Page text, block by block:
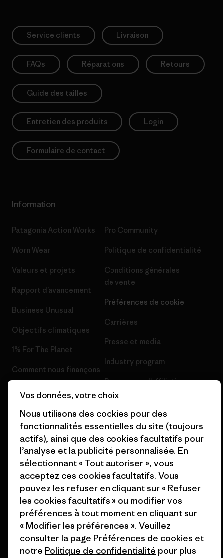
Service clients Livraison
FAQs Réparations Retours
Guide des tailles
Entretien des produits Login
Formulaire de contact
Information
Patagonia Action Works
Worn Wear
Valeurs et projets
Rapport d’avancement
Business Unusual
Objectifs climatiques
1% For The Planet
Comment nous finançons
Cartes cadeaux
Nos magasins
Pro Community
Politique de confidentialité
Conditions générales
de vente
Préférences de cookie
Carrières
Presse et media
Industry program
Programme d’affiliation
© 2026 Patagonia, Inc. All Rights Reserved.
français
Vos données, votre choix
Nous utilisons des cookies pour des
fonctionnalités essentielles du site (toujours
actifs), ainsi que des cookies facultatifs pour
l’analyse et la publicité personnalisée. En
sélectionnant « Tout autoriser », vous
acceptez ces cookies facultatifs. Vous
pouvez les refuser en cliquant sur « Refuser
les cookies facultatifs » ou modifier vos
préférences à tout moment en cliquant sur
« Modifier les préférences ». Veuillez
consulter la page Préférences de cookies et
notre Politique de confidentialité pour plus